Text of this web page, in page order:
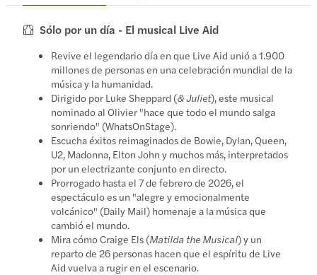
Sólo por un día - El musical Live Aid
Revive el legendario día en que Live Aid unió a 1.900
millones de personas en una celebración mundial de la
música y la humanidad.
Dirigido por Luke Sheppard (& Juliet), este musical
nominado al Olivier "hace que todo el mundo salga
sonriendo" (WhatsOnStage).
Escucha éxitos reimaginados de Bowie, Dylan, Queen,
U2, Madonna, Elton John y muchos más, interpretados
por un electrizante conjunto en directo.
Prorrogado hasta el 7 de febrero de 2026, el
espectáculo es un "alegre y emocionalmente
volcánico" (Daily Mail) homenaje a la música que
cambió el mundo.
Mira cómo Craige Els (Matilda the Musical) y un
reparto de 26 personas hacen que el espíritu de Live
Aid vuelva a rugir en el escenario.